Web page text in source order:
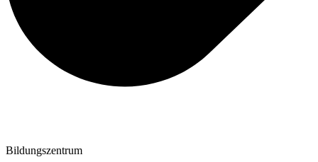
Bildungszentrum